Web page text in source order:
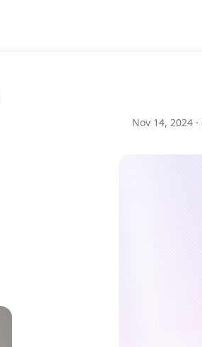
Nov 14, 2024 ·